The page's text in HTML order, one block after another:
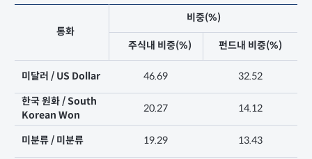
통화
비중(%)
주식내 비중(%) 펀드내 비중(%)
미달러 / US Dollar 46.69 32.52
한국 원화 / South
Korean Won
20.27 14.12
미분류 / 미분류 19.29 13.43